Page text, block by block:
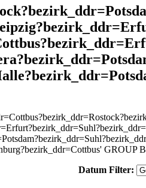
GROUP
Datum Filter: